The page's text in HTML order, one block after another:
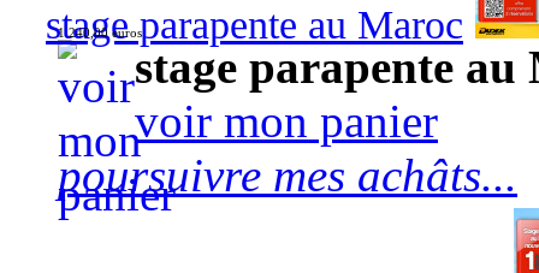
stage parapente au Maroc
1 240,00 euros
stage parapente au
voir mon panier
poursuivre mes achâts...